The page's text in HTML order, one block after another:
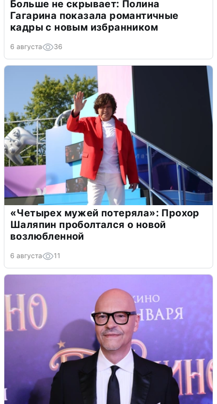
Больше не скрывает: Полина
Гагарина показала романтичные
кадры с новым избранником
6 августа 36
«Четырех мужей потеряла»: Прохор
Шаляпин проболтался о новой
возлюбленной
6 августа 11